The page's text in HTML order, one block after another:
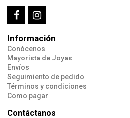
Información
Conócenos
Mayorista de Joyas
Envíos
Seguimiento de pedido
Términos y condiciones
Como pagar
Contáctanos